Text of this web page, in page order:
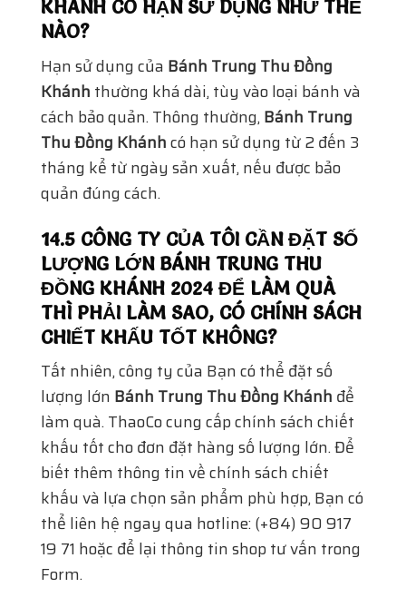
KHÁNH CÓ HẠN SỬ DỤNG NHƯ THẾ
NÀO?
Hạn sử dụng của Bánh Trung Thu Đồng
Khánh thường khá dài, tùy vào loại bánh và
cách bảo quản. Thông thường, Bánh Trung
Thu Đồng Khánhcó hạn sử dụng từ 2 đến 3
tháng kể từ ngày sản xuất, nếu được bảo
quản đúng cách.
14.5 CÔNG TY CỦA TÔI CẦN ĐẶT SỐ
LƯỢNG LỚN BÁNH TRUNG THU
ĐỒNG KHÁNH 2024 ĐỂ LÀM QUÀ
THÌ PHẢI LÀM SAO, CÓ CHÍNH SÁCH
CHIẾT KHẤU TỐT KHÔNG?
Tất nhiên, công ty của Bạn có thể đặt số
lượng lớn Bánh Trung Thu Đồng Khánh để
làm quà. ThaoCo cung cấp chính sách chiết
khấu tốt cho đơn đặt hàng số lượng lớn. Để
biết thêm thông tin về chính sách chiết
khấu và lựa chọn sản phẩm phù hợp, Bạn có
thể liên hệ ngay qua hotline: (+84) 90 917
19 71 hoặc để lại thông tin shop tư vấn trong
Form.